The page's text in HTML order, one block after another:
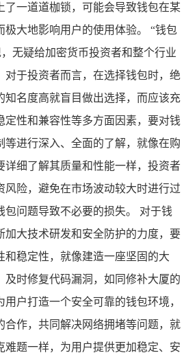
了一道道枷锁，可能会导致钱包在某
极大地影响用户的使用体验。 “钱包
无疑给加密货币投资者和整个行业
对于投资者而言，在选择钱包时，绝
知名度高就盲目做出选择，而应该充
定性和兼容性等多方面因素，要对钱
等进行深入、全面的了解，就像在购
详细了解其质量和性能一样，投资者
风险，避免在市场波动较大时进行过
包问题导致不必要的损失。 对于钱
加大技术研发和安全防护的力度，要
和稳定性，就像建造一座坚固的大
及时修复代码漏洞，如同修补大厦的
户打造一个安全可靠的钱包环境，
合作，共同解决网络拥堵等问题，就
难题一样，为用户提供更加稳定、安